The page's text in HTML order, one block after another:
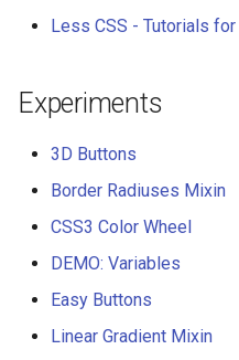
Less CSS - Tutorials
Experiments
3D Buttons
Border Radiuses Mixin
CSS3 Color Wheel
DEMO: Variables
Easy Buttons
Linear Gradient Mixin